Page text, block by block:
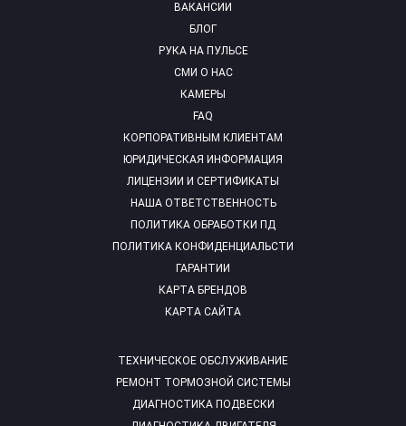
ВАКАНСИИ
БЛОГ
РУКА НА ПУЛЬСЕ
СМИ О НАС
КАМЕРЫ
FAQ
ТЕХНИЧЕСКОЕ ОБСЛУЖИВАНИЕ
РЕМОНТ ТОРМОЗНОЙ СИСТЕМЫ
ДИАГНОСТИКА ПОДВЕСКИ
КОРПОРАТИВНЫМ КЛИЕНТАМ
ЮРИДИЧЕСКАЯ ИНФОРМАЦИЯ
ЛИЦЕНЗИИ И СЕРТИФИКАТЫ
НАША ОТВЕТСТВЕННОСТЬ
ПОЛИТИКА ОБРАБОТКИ ПД
ПОЛИТИКА КОНФИДЕНЦИАЛЬСТИ
ГАРАНТИИ
КАРТА БРЕНДОВ
КАРТА САЙТА